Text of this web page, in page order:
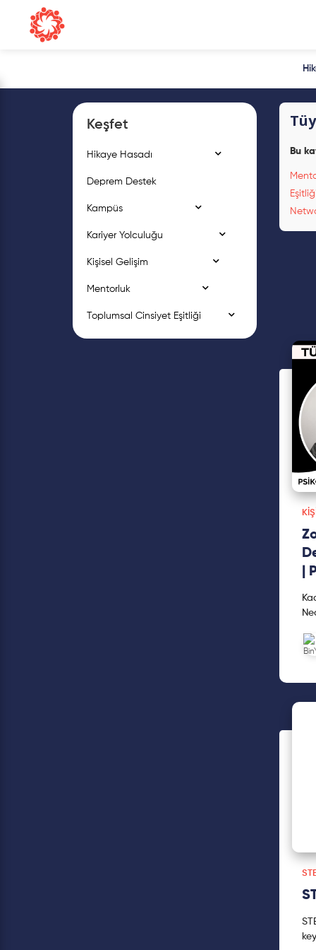
Keşfet
Hikaye Hasadı
Deprem Destek
Kampüs
Kariyer Yolculuğu
Kişisel Gelişim
Mentorluk
Toplumsal Cinsiyet Eşitliği
Bu
|